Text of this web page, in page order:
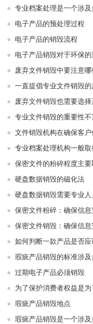
专业档案处理是一个涉
电子产品的预处理过程
电子产品的销毁流程
电子产品销毁对于环保
废弃文件销毁中要注意
一直提倡专业文件销毁的
废弃文件销毁也需要选
专业文件销毁的重要性不
文件销毁机构在确保客
专业档案处理机构一般
保密文件的粉碎程度主要
硬盘数据销毁的磁化法
硬盘数据销毁需要专业人
保密文件粉碎：确保信
保密文件销毁：确保信
如何判断一款产品是否
瑕疵产品销毁的标准涉
过期电子产品必须销毁
为了保护消费者权益是
瑕疵产品销毁地点
瑕疵产品销毁是一个涉